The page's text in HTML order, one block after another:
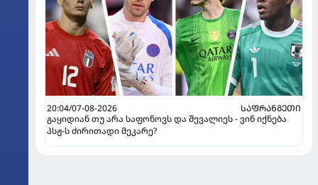
20:04/07-08-2026
ᲡᲐᲤᲠᲐᲜᲒᲔᲗᲘ
გაყიდიან თუ არა საფონოვს და შევალიეს - ვინ იქნება
პსჟ-ს ძირითადი მეკარე?